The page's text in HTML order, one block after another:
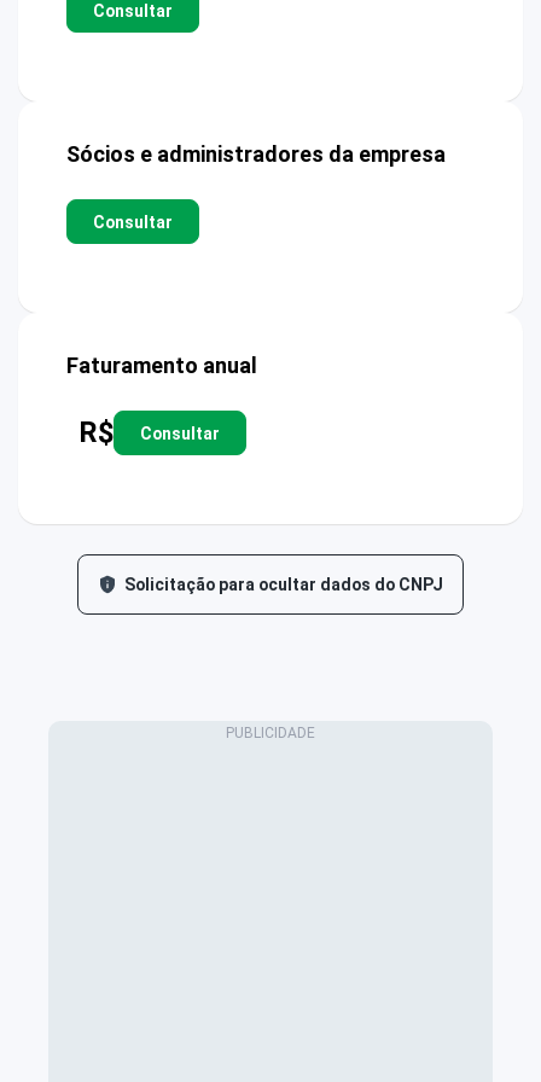
Consultar
Sócios e administradores da empresa
Consultar
Faturamento anual
R$ Consultar
Solicitação para ocultar dados do CNPJ